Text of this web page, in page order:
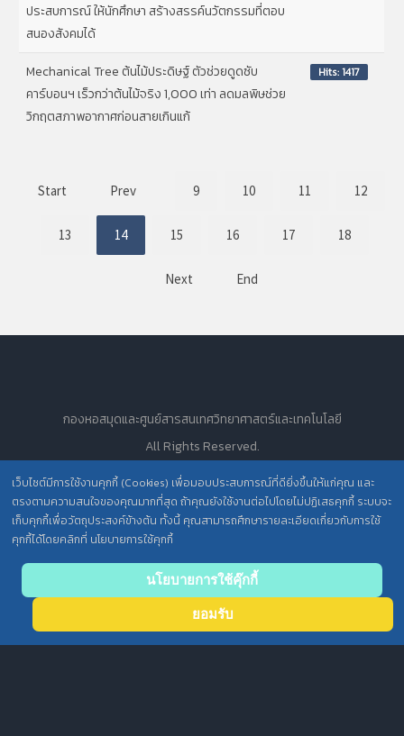
ประสบการณ์ ให้นักศึกษา สร้างสรรค์นวัตกรรมที่ตอบ
สนองสังคมได้
Mechanical Tree ต้นไม้ประดิษฐ์ ตัวช่วยดูดซับ
คาร์บอนฯ เร็วกว่าต้นไม้จริง 1,000 เท่า ลดมลพิษช่วย
วิกฤตสภาพอากาศก่อนสายเกินแก้
Hits: 1417
Start Prev 9 10 11 12
13 14 15 16 17 18
Next End
เว็บไซต์มีการใช้งานคุกกี้ (Cookies) เพื่อมอบประสบการณ์ที่ดียิ่งขึ้นให้แก่คุณ และ
ตรงตามความสนใจของคุณมากที่สุด ถ้าคุณยังใช้งานต่อไปโดยไม่ปฏิเสธคุกกี้ ระบบจะ
เก็บคุกกี้เพื่อวัตถุประสงค์ข้างต้น ทั้งนี้ คุณสามารถศึกษารายละเอียดเกี่ยวกับการใช้
คุกกี้ได้โดยคลิกที่ นโยบายการใช้คุกกี้
นโยบายการใช้คุ๊กกี้
ยอมรับ
กองหอสมุดและศูนย์สารสนเทศวิทยาศาสตร์และเทคโนโลยี
All Rights Reserved.
นโยบายการคุ้มครองข้อมูลส่วนบุคคล วศ. /
ประกาศความเป็นส่วนตัว (Privacy Notice) สำหรับการบริการสารสนเทศ
to top